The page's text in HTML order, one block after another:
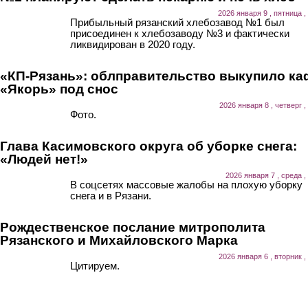
2026 января 9 , пятница ,
Прибыльный рязанский хлебозавод №1 был
присоединен к хлебозаводу №3 и фактически
ликвидирован в 2020 году.
«КП-Рязань»: облправительство выкупило
«Якорь» под снос
2026 января 8 , четверг ,
Фото.
Глава Касимовского округа об уборке снега:
«Людей нет!»
2026 января 7 , среда ,
В соцсетях массовые жалобы на плохую уборку
снега и в Рязани.
Рождественское послание митрополита
Рязанского и Михайловского Марка
2026 января 6 , вторник ,
Цитируем.